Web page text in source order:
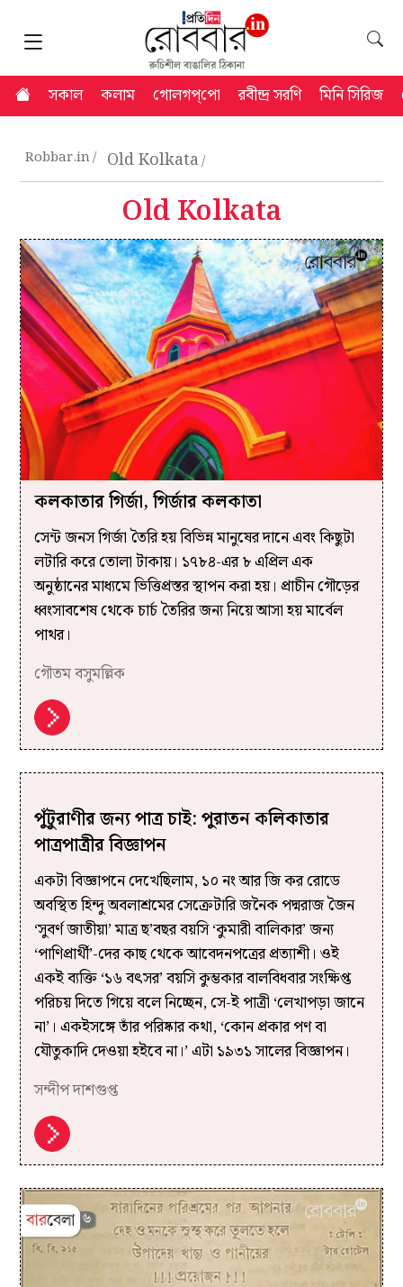
সকাল কলাম গোলগপ্‌পো রবীন্দ্র সরণি মিনি সিরিজ
Robbar.in Old Kolkata
Old Kolkata
কলকাতার গির্জা, গির্জার কলকাতা
সেন্ট জনস গির্জা তৈরি হয় বিভিন্ন মানুষের দানে এবং কিছুটা
লটারি করে তোলা টাকায়। ১৭৮৪-এর ৮ এপ্রিল এক
অনুষ্ঠানের মাধ্যমে ভিত্তিপ্রস্তর স্থাপন করা হয়। প্রাচীন গৌড়ের
ধ্বংসাবশেষ থেকে চার্চ তৈরির জন্য নিয়ে আসা হয় মার্বেল
পাথর।
গৌতম বসুমল্লিক
পুঁটুরাণীর জন্য পাত্র চাই: পুরাতন কলিকাতার
পাত্রপাত্রীর বিজ্ঞাপন
একটা বিজ্ঞাপনে দেখেছিলাম, ১০ নং আর জি কর রোডে
অবস্থিত হিন্দু অবলাশ্রমের সেক্রেটারি জনৈক পদ্মরাজ জৈন
‘সুবর্ণ জাতীয়া’ মাত্র ছ’বছর বয়সি ‘কুমারী বালিকার’ জন্য
‘পাণিপ্রার্থী’-দের কাছ থেকে আবেদনপত্রের প্রত্যাশী। ওই
একই ব্যক্তি ‘১৬ বৎসর’ বয়সি কুম্ভকার বালবিধবার সংক্ষিপ্ত
পরিচয় দিতে গিয়ে বলে নিচ্ছেন, সে-ই পাত্রী ‘লেখাপড়া জানে
না’। একইসঙ্গে তাঁর পরিষ্কার কথা, ‘কোন প্রকার পণ বা
যৌতুকাদি দেওয়া হইবে না।’ এটা ১৯৩১ সালের বিজ্ঞাপন।
সন্দীপ দাশগুপ্ত